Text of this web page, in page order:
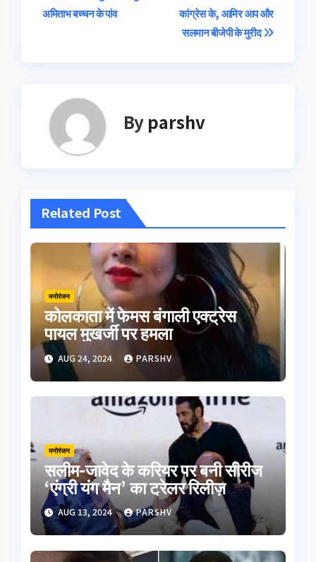
navigation
कांग्रेस के, आमिर आप और
सलमान बीजेपी के मुरीद
अमिताभ बच्‍चन के पांव
By parshv
Related Post
मनोरंजन
कोलकाता में फेमस बंगाली एक्ट्रेस
पायल मुखर्जी पर हमला
AUG 24, 2024 PARSHV
मनोरंजन
सलीम-जावेद के करियर पर बनी सीरीज
‘एंग्री यंग मैन’ का ट्रेलर रिलीज़
AUG 13, 2024 PARSHV